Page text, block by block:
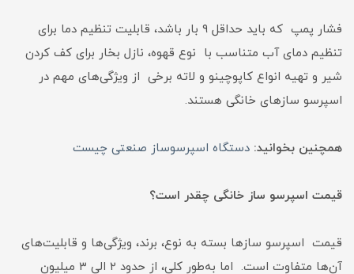
فشار پمپ که باید حداقل ۹ بار باشد، قابلیت تنظیم دما برای
تنظیم دمای آب متناسب با نوع قهوه، نازل بخار برای کف کردن
شیر و تهیه انواع کاپوچینو و لاته برخی از ویژگی‌های مهم در
اسپرسو سازهای خانگی هستند.
همچنین بخوانید: دستگاه اسپرسوساز صنعتی چیست
قیمت اسپرسو ساز خانگی چقدر است؟
قیمت اسپرسو سازها بسته به نوع، برند، ویژگی‌ها و قابلیت‌های
آن‌ها متفاوت است. اما به‌طور کلی، از حدود ۲ الی ۳ میلیون